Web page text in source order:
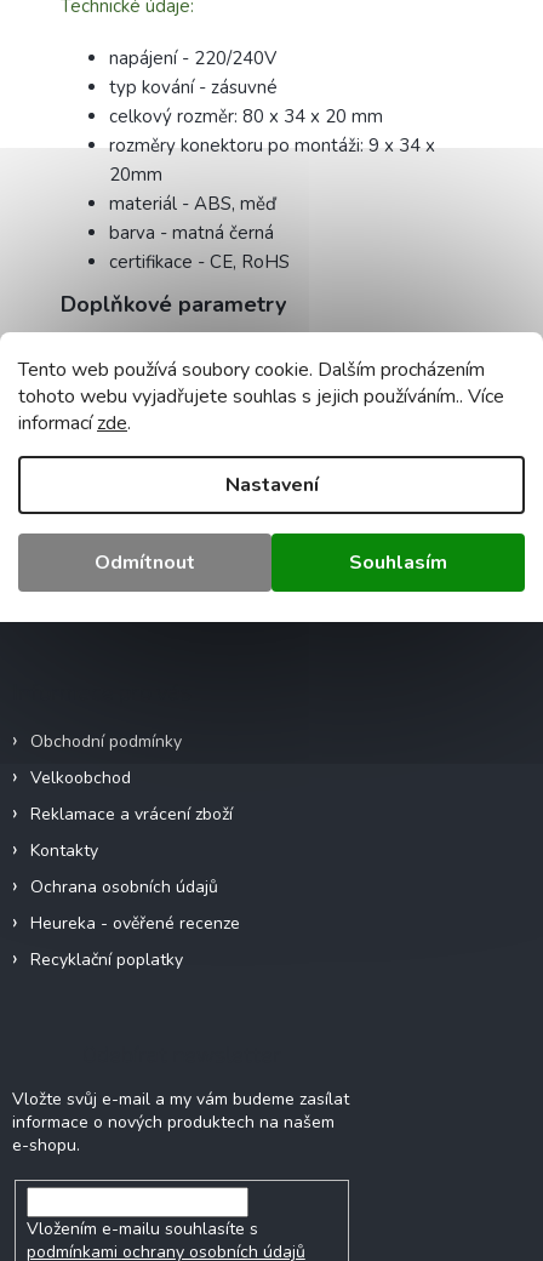
Tento web používá soubory cookie. Dalším procházením
tohoto webu vyjadřujete souhlas s jejich používáním.. Více
informacízde.
Nastavení
Odmítnout Souhlasím
Technické údaje:
napájení - 220/240V
typ kování - zásuvné
celkový rozměr: 80 x 34 x 20 mm
rozměry konektoru po montáži: 9 x 34 x
20mm
materiál - ABS, měď
barva - matná černá
certifikace - CE, RoHS
Doplňkové parametry
Záruka :
2 roky
Hmotnost:
0.3 kg
EAN :
Napětí (V): 240
80x34x20mm
á
Obchodní podmínky
Velkoobchod
Reklamace a vrácení zboží
Kontakty
Ochrana osobních údajů
Heureka - ověřené recenze
Recyklační poplatky
Vložte svůj e-mail a my vám budeme zasílat
informace o nových produktech na našem
e-shopu.
Vložením e-mailu souhlasíte s
podmínkami ochrany osobních údajů